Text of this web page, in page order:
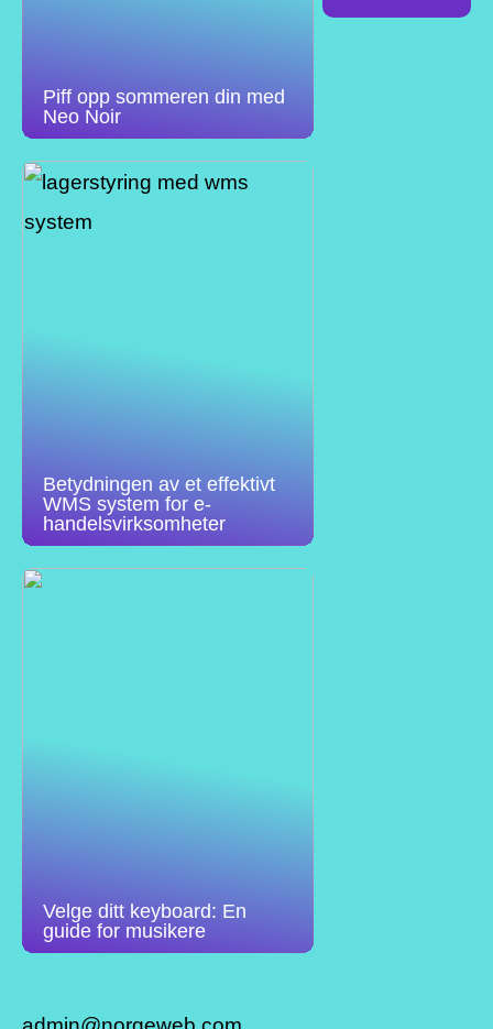
Piff opp sommeren din med
Neo Noir
Betydningen av et effektivt
WMS system for e-
handelsvirksomheter
Velge ditt keyboard: En
guide for musikere